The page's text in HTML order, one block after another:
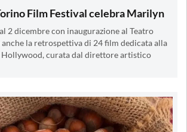
Film Festival celebra Marilyn
2 dicembre con inaugurazione al Teatro
anche la retrospettiva di 24 film dedicata alla
Hollywood, curata dal direttore artistico